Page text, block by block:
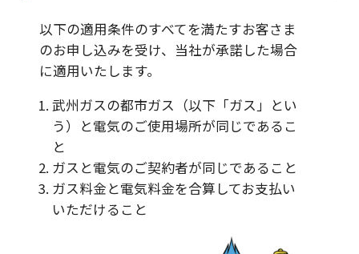
以下の適用条件のすべてを満たすお客さま
のお申し込みを受け、当社が承諾した場合
に適用いたします。
武州ガスの都市ガス（以下「ガス」とい
う）と電気のご使用場所が同じであるこ
と
ガスと電気のご契約者が同じであること
ガス料金と電気料金を合算してお支払い
いただけること